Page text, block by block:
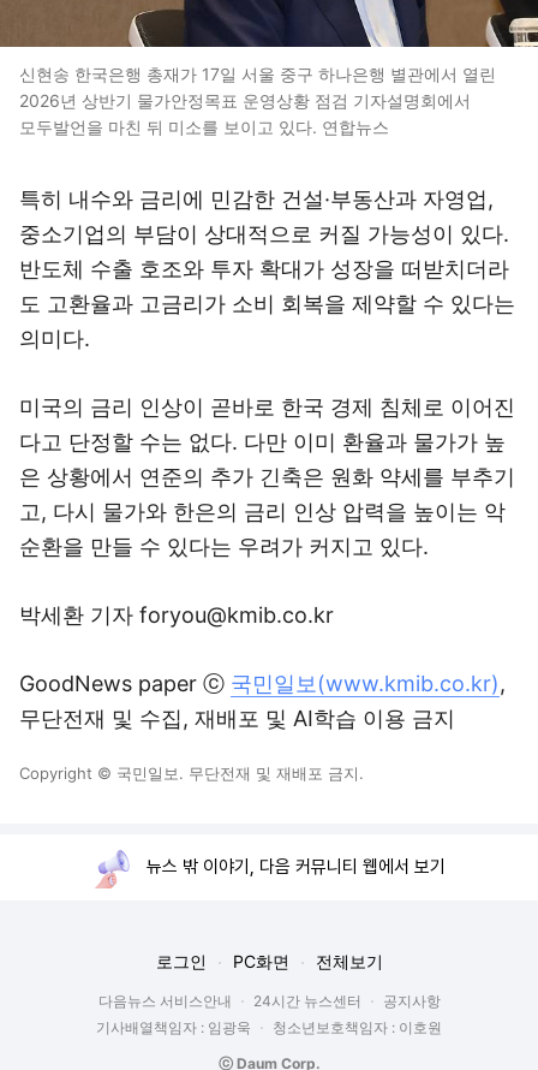
신현송 한국은행 총재가 17일 서울 중구 하나은행 별관에서 열린
2026년 상반기 물가안정목표 운영상황 점검 기자설명회에서
모두발언을 마친 뒤 미소를 보이고 있다. 연합뉴스
특히 내수와 금리에 민감한 건설·부동산과 자영업,
중소기업의 부담이 상대적으로 커질 가능성이 있다.
반도체 수출 호조와 투자 확대가 성장을 떠받치더라
도 고환율과 고금리가 소비 회복을 제약할 수 있다는
의미다.
미국의 금리 인상이 곧바로 한국 경제 침체로 이어진
다고 단정할 수는 없다. 다만 이미 환율과 물가가 높
은 상황에서 연준의 추가 긴축은 원화 약세를 부추기
고, 다시 물가와 한은의 금리 인상 압력을 높이는 악
순환을 만들 수 있다는 우려가 커지고 있다.
박세환 기자 foryou@kmib.co.kr
GoodNews paper ⓒ 국민일보(www.kmib.co.kr),
무단전재 및 수집, 재배포 및 AI학습 이용 금지
Copyright © 국민일보. 무단전재 및 재배포 금지.
뉴스 밖 이야기, 다음 커뮤니티 웹에서 보기
로그인 PC화면 전체보기
다음뉴스 서비스안내 24시간 뉴스센터
공지사항
기사배열책임자 : 임광욱
청소년보호책임자 : 이호원
ⓒ Daum Corp.